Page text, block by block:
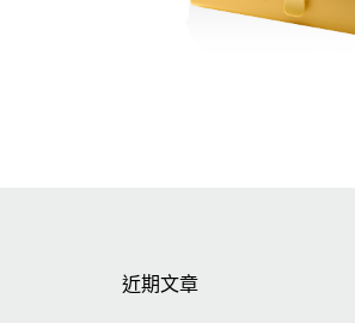
近期文章